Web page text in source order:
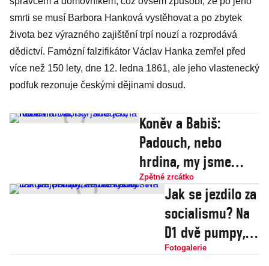
smrti se musí Barbora Hanková vystěhovat a po zbytek
života bez výrazného zajištění trpí nouzí a rozprodává
dědictví. Famózní falzifikátor Václav Hanka zemřel před
více než 150 lety, dne 12. ledna 1861, ale jeho vlastenecký
podfuk rezonuje českými dějinami dosud.
Koněv a Babiš:
Padouch, nebo
hrdina, my jsme
jedna rodina!
Zpětné zrcátko
Jak se jezdilo za
socialismu? Na
D1 dvě pumpy,
žádné rychlostní
Fotogalerie